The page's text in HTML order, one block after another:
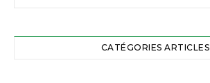
CATÉGORIES ARTICLES